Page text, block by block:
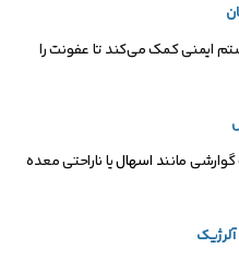
ایمنی کمک می‌کند تا عفونت را
مانند اسهالیا ناراحتی معده